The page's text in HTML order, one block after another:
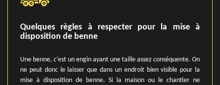
Quelques règles à respecter pour la mise à
disposition de benne
Une benne, c’est un engin ayant une taille assez conséquente. On
ne peut donc le laisser que dans un endroit bien visible pour la
mise à disposition de benne. Si la maison ou le chantier ne